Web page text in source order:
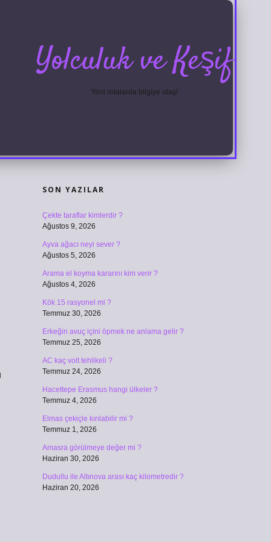
Yolculuk ve Keşif
Yeni rotalarda bilgiye ulaş!
SIDEBAR
SON YAZILAR
Çekte taraflar kimlerdir ?
Ağustos 9, 2026
Ayva ağacı neyi sever ?
Ağustos 5, 2026
Arama el koyma kararını kim verir ?
Ağustos 4, 2026
Kök 15 rasyonel mi ?
Temmuz 30, 2026
Erkeğin avuç içini öpmek ne anlama gelir ?
Temmuz 25, 2026
AC kaç volt tehlikeli ?
Temmuz 24, 2026
Hacettepe Erasmus hangi ülkeler ?
Temmuz 4, 2026
Elmas çekiçle kırılabilir mi ?
Temmuz 1, 2026
Amasra görülmeye değer mi ?
Haziran 30, 2026
Dudullu ile Altınova arası kaç kilometredir ?
Haziran 20, 2026